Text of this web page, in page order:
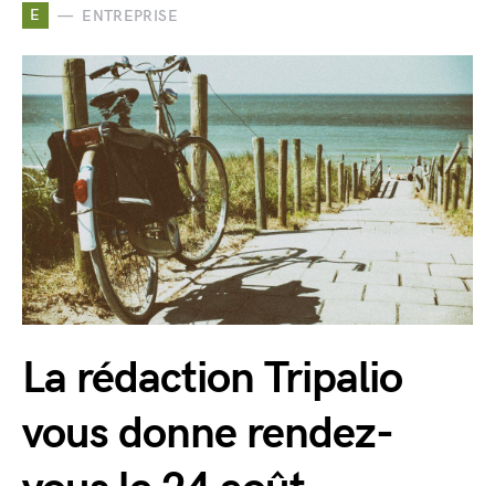
E ENTREPRISE
La rédaction Tripalio
vous donne rendez-